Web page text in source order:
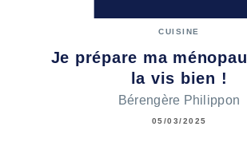
CUISINE
Je prépare ma
la vis bien !
Bérengère Philippon
05/03/2025